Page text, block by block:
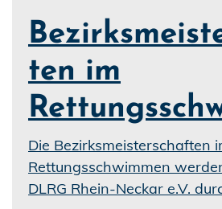
ten im
Die Bezirksmeisterschaften
Rettungsschwimmen
DLRG Rhein-Neckar e.V.